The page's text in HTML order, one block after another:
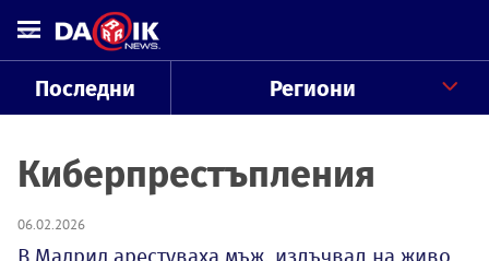
Последни Региони
Киберпрестъпления
06.02.2026